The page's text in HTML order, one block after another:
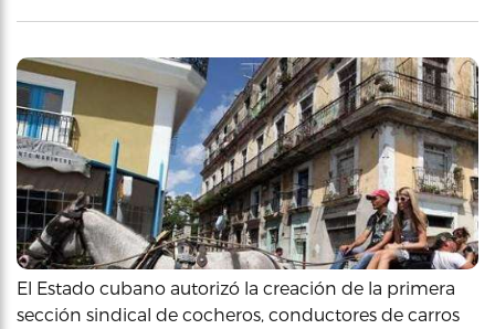
El Estado cubano autorizó la creación de la primera
sección sindical de cocheros, conductores de carros